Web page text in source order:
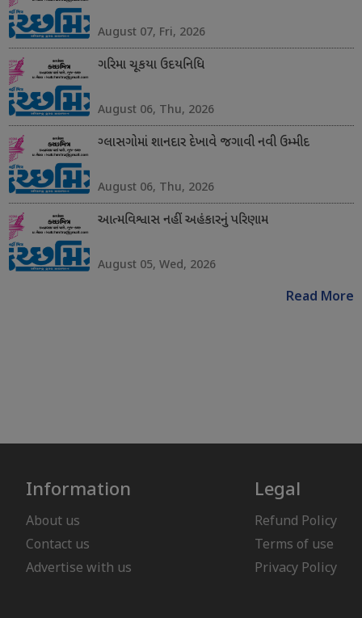
August 07, Fri, 2026
ગરિમા ચૂકયા ઉદયનિધિ
August 06, Thu, 2026
ગ્લાસગોમાં શાનદાર દેખાવે જગાવી નવી ઉમ્મીદ
August 06, Thu, 2026
આત્મવિશ્વાસ નહીં અહંકારનું પરિણામ
August 05, Wed, 2026
Read More
Information
About us
Contact us
Advertise with us
Legal
Refund Policy
Terms of use
Privacy Policy